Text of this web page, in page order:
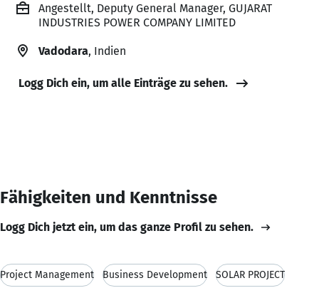
Angestellt, Deputy General Manager, GUJARAT
INDUSTRIES POWER COMPANY LIMITED
Vadodara, Indien
Logg Dich ein, um alle Einträge zu sehen.
Fähigkeiten und Kenntnisse
Logg Dich jetzt ein, um das ganze Profil zu sehen.
Project Management Business Development SOLAR PROJECT